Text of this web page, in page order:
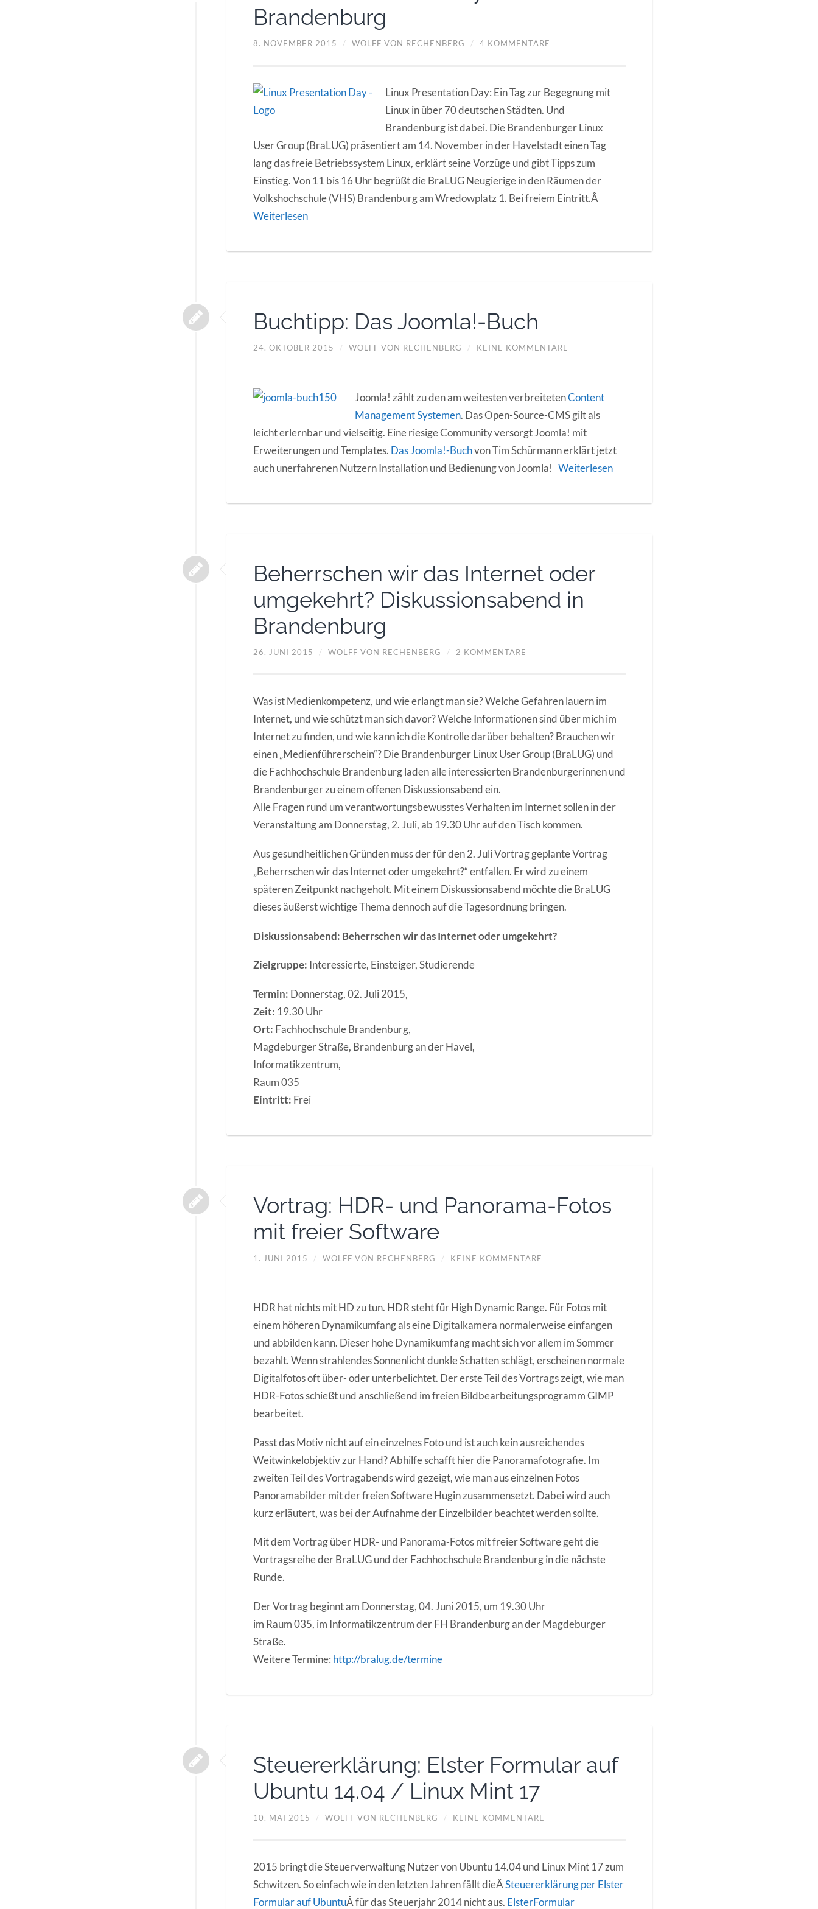
Brandenburg
8. NOVEMBER 2015 / WOLFF VON RECHENBERG / 4 KOMMENTARE
Linux Presentation Day: Ein Tag zur Begegnung mit
Linux in über 70 deutschen Städten. Und
Brandenburg ist dabei. Die Brandenburger Linux
User Group (BraLUG) präsentiert am 14. November in der Havelstadt einen Tag
lang das freie Betriebssystem Linux, erklärt seine Vorzüge und gibt Tipps zum
Einstieg. Von 11 bis 16 Uhr begrüßt die BraLUG Neugierige in den Räumen der
Volkshochschule (VHS) Brandenburg am Wredowplatz 1. Bei freiem Eintritt.Â
Weiterlesen
Buchtipp: Das Joomla!-Buch
24. OKTOBER 2015 / WOLFF VON RECHENBERG / KEINE KOMMENTARE
Joomla! zählt zu den am weitesten verbreitetenContent
Management Systemen. Das Open-Source-CMS gilt als
leicht erlernbar und vielseitig. Eine riesige Community versorgt Joomla! mit
Erweiterungen und Templates. Das Joomla!-Buchvon Tim Schürmann erklärt jetzt
auch unerfahrenen Nutzern Installation und Bedienung von Joomla! Weiterlesen
Beherrschen wir das Internet oder
umgekehrt? Diskussionsabend in
Brandenburg
26. JUNI 2015 / WOLFF VON RECHENBERG / 2 KOMMENTARE
Was ist Medienkompetenz, und wie erlangt man sie? Welche Gefahren lauern im
Internet, und wie schützt man sich davor? Welche Informationen sind über mich im
Internet zu finden, und wie kann ich die Kontrolle darüber behalten? Brauchen wir
einen „Medienführerschein“? Die Brandenburger Linux User Group (BraLUG) und
die Fachhochschule Brandenburg laden alle interessierten Brandenburgerinnen und
Brandenburger zu einem offenen Diskussionsabend ein.
Alle Fragen rund um verantwortungsbewusstes Verhalten im Internet sollen in der
Veranstaltung am Donnerstag, 2. Juli, ab 19.30 Uhr auf den Tisch kommen.
Aus gesundheitlichen Gründen muss der für den 2. Juli Vortrag geplante Vortrag
„Beherrschen wir das Internet oder umgekehrt?“ entfallen. Er wird zu einem
späteren Zeitpunkt nachgeholt. Mit einem Diskussionsabend möchte die BraLUG
dieses äußerst wichtige Thema dennoch auf die Tagesordnung bringen.
Diskussionsabend: Beherrschen wir das Internet oder umgekehrt?
Zielgruppe: Interessierte, Einsteiger, Studierende
Termin: Donnerstag, 02. Juli 2015,
Zeit: 19.30 Uhr
Ort: Fachhochschule Brandenburg,
Magdeburger Straße, Brandenburg an der Havel,
Informatikzentrum,
Raum 035
Eintritt: Frei
Vortrag: HDR- und Panorama-Fotos
mit freier Software
1. JUNI 2015 / WOLFF VON RECHENBERG / KEINE KOMMENTARE
HDR hat nichts mit HD zu tun. HDR steht für High Dynamic Range. Für Fotos mit
einem höheren Dynamikumfang als eine Digitalkamera normalerweise einfangen
und abbilden kann. Dieser hohe Dynamikumfang macht sich vor allem im Sommer
bezahlt. Wenn strahlendes Sonnenlicht dunkle Schatten schlägt, erscheinen normale
Digitalfotos oft über- oder unterbelichtet. Der erste Teil des Vortrags zeigt, wie man
HDR-Fotos schießt und anschließend im freien Bildbearbeitungsprogramm GIMP
bearbeitet.
Passt das Motiv nicht auf ein einzelnes Foto und ist auch kein ausreichendes
Weitwinkelobjektiv zur Hand? Abhilfe schafft hier die Panoramafotografie. Im
zweiten Teil des Vortragabends wird gezeigt, wie man aus einzelnen Fotos
Panoramabilder mit der freien Software Hugin zusammensetzt. Dabei wird auch
kurz erläutert, was bei der Aufnahme der Einzelbilder beachtet werden sollte.
Mit dem Vortrag über HDR- und Panorama-Fotos mit freier Software geht die
Vortragsreihe der BraLUG und der Fachhochschule Brandenburg in die nächste
Runde.
Der Vortrag beginnt am Donnerstag, 04. Juni 2015, um 19.30 Uhr
im Raum 035, im Informatikzentrum der FH Brandenburg an der Magdeburger
Straße.
Weitere Termine: http://bralug.de/termine
Steuererklärung: Elster Formular auf
Ubuntu 14.04 / Linux Mint 17
10. MAI 2015 / WOLFF VON RECHENBERG / KEINE KOMMENTARE
2015 bringt die Steuerverwaltung Nutzer von Ubuntu 14.04 und Linux Mint 17 zum
Schwitzen. So einfach wie in den letzten Jahren fällt dieÂSteuererklärung per Elster
Formular auf UbuntuÂ für das Steuerjahr 2014 nicht aus. ElsterFormular